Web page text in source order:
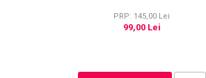
PRP: 145,00 Lei
99,00 Lei